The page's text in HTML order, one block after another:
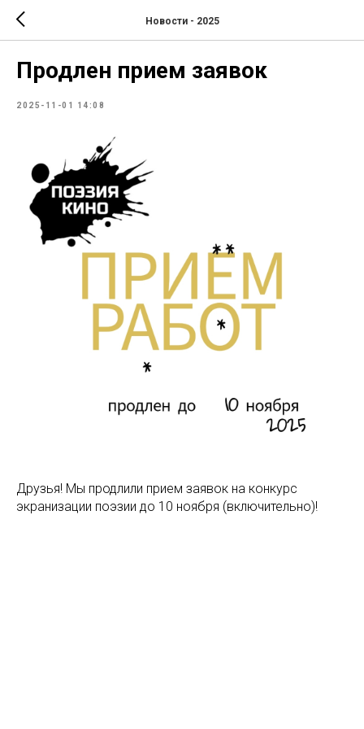
Новости - 2025
Продлен прием заявок
2025-11-01 14:08
Друзья! Мы продлили прием заявок на конкурс
экранизации поэзии до 10 ноября (включительно)!